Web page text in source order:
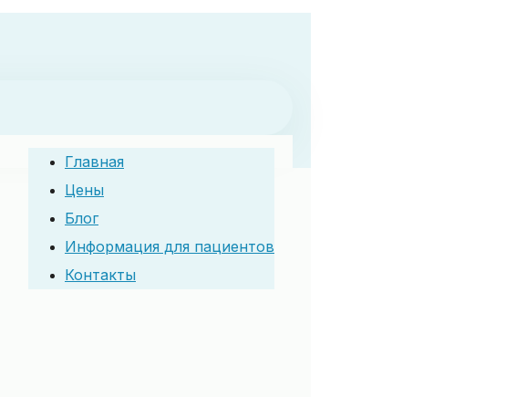
Главная
Цены
Блог
Информация для пациентов
Контакты